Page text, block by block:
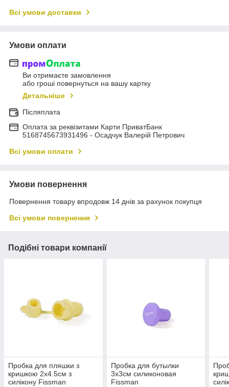
Всі умови доставки
Умови оплати
Ви отримаєте замовлення
або гроші повернуться на вашу картку
Детальніше
Післяплата
Оплата за реквізитами Карти ПриватБанк
5168745673931496 - Осадчук Валерій Петрович
Всі умови оплати
Умови повернення
Повернення товару впродовж 14 днів за рахунок покупця
Всі умови повернення
Подібні товари компанії
Пробка для пляшки з
кришкою 2х4.5см з
силікону Fissman
Пробка для бутылки
3х3см силиконовая
Fissman